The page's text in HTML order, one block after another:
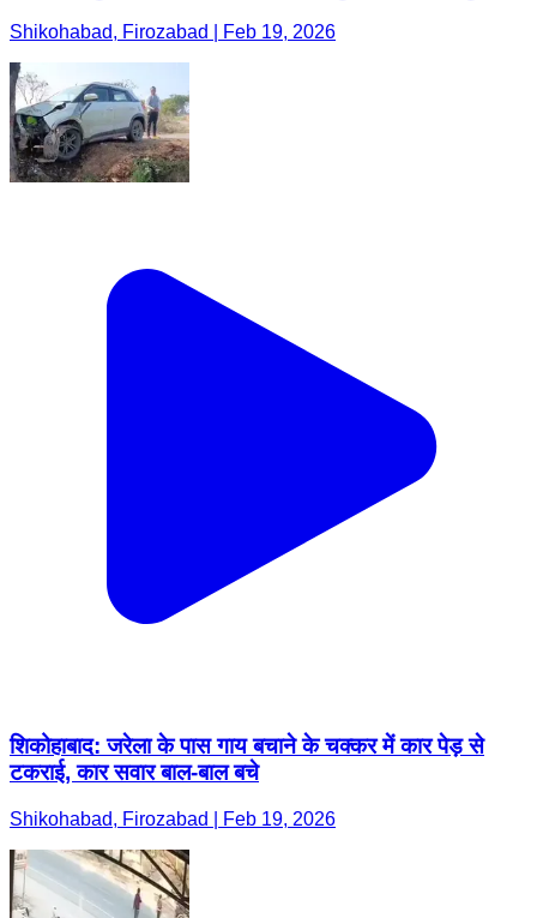
Shikohabad, Firozabad | Feb 19, 2026
शिकोहाबाद: जरेला के पास गाय बचाने के चक्कर में कार पेड़ से
टकराई, कार सवार बाल-बाल बचे
Shikohabad, Firozabad | Feb 19, 2026